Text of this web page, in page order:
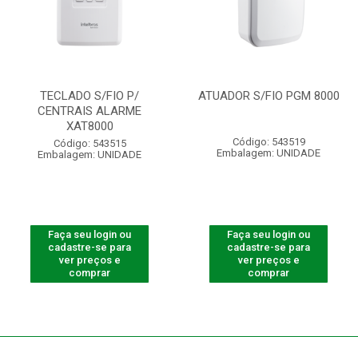
TECLADO S/FIO P/
CENTRAIS ALARME
XAT8000
Código: 543515
Embalagem: UNIDADE
Faça seu login ou
cadastre-se para
ver preços e
comprar
ATUADOR S/FIO PGM 8000
Código: 543519
Embalagem: UNIDADE
Faça seu login ou
cadastre-se para
ver preços e
comprar